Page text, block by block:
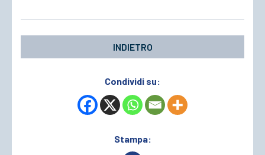
INDIETRO
Condividi su:
Stampa: